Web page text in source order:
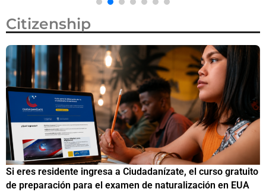
Citizenship
Si eres residente ingresa a Ciudadanízate, el curso gratuito
de preparación para el examen de naturalización en EUA